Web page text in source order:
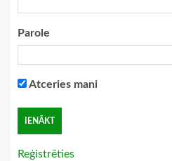
Parole
Atceries mani
Reģistrēties